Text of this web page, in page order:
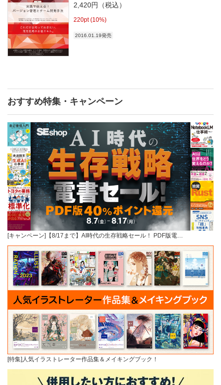
2,420円（税込）
220pt (10%)
2016.01.19発売
おすすめ特集・キャンペーン
[キャンペーン]【8/17まで】AI時代の生存戦略セール！ PDF版電…
[特集]人気イラストレーター作品集＆メイキングブック！